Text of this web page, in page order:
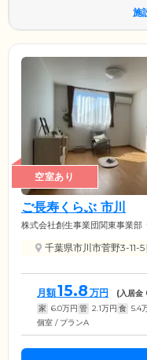
施
空室あり
ご長寿くらぶ 市川
株式会社創生事業団関東事業部
千葉県市川市菅野3-11-5
月額15.8 万円 (入居金
家 6.0万円 管 2.1万円 食 5.4
個室 / プランA